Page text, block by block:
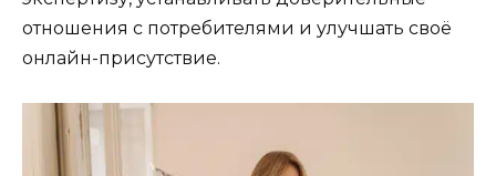
отношения с потребителями и улучшать своё
онлайн-присутствие.